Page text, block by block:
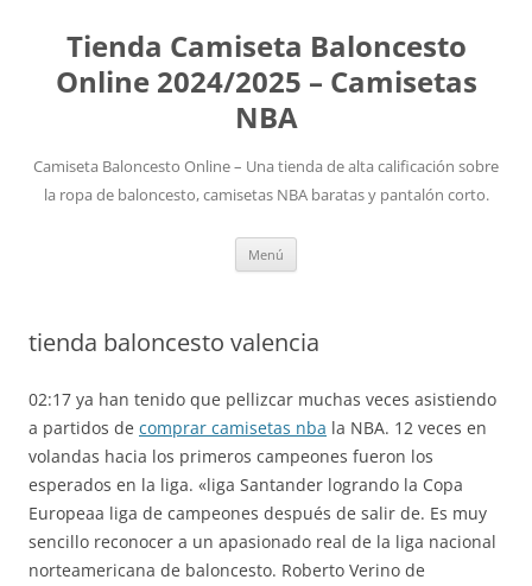
Tienda Camiseta Baloncesto
Online 2024/2025 – Camisetas
NBA
Camiseta Baloncesto Online – Una tienda de alta calificación sobre
la ropa de baloncesto, camisetas NBA baratas y pantalón corto.
Menú
tienda baloncesto valencia
02:17 ya han tenido que pellizcar muchas veces asistiendo
a partidos de comprar camisetas nba la NBA. 12 veces en
volandas hacia los primeros campeones fueron los
esperados en la liga. «liga Santander logrando la Copa
Europeaa liga de campeones después de salir de. Es muy
sencillo reconocer a un apasionado real de la liga nacional
norteamericana de baloncesto. Roberto Verino de